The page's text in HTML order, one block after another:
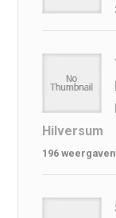
Hilversum
196 weergaven